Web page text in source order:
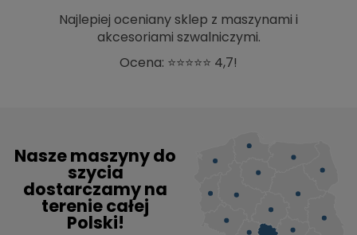
Najlepiej oceniany sklep z maszynami i
akcesoriami szwalniczymi.
Ocena: ⭐⭐⭐⭐⭐ 4,7!
Nasze maszyny do
szycia
dostarczamy na
terenie całej
Polski!